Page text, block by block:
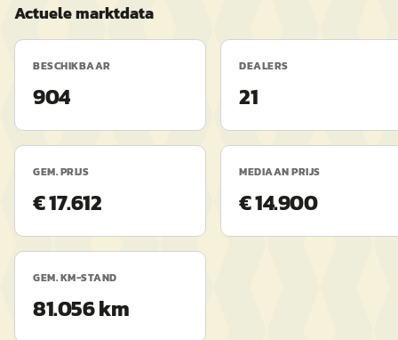
Actuele marktdata
BESCHIKBAAR
904
DEALERS
21
GEM. PRIJS
€ 17.612
MEDIAAN PRIJS
€ 14.900
GEM. KM-STAND
81.056 km